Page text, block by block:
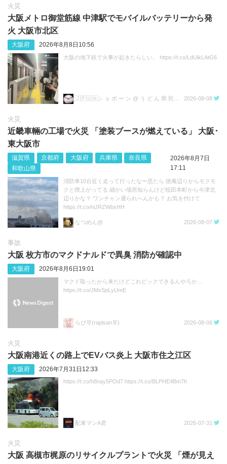
火災
大阪メトロ御堂筋線 中津駅でモバイルバッテリーから発
火 大阪市北区
大阪府 2026年8月8日10:56
大阪の地下鉄で火事が起きたらしい。 https://t.co/LdUikLAtG6
2026-08-08
火災
近畿車輛の工場で火災 「塗装ブースが燃えている」 大阪･
東大阪市
滋賀県 京都府 大阪府 兵庫県
奈良県
和歌山県
2026年8月7日
17:11
消防車10台近く走って行ったなー思たら 徳庵辺りからモクモ
クと煙上がってる 細かい場所知らんけど稲田本町から今津北
辺りかな？ ワンチャン通られへんかも？ お気を付けて
https://t.co/niJRZWbsHH
なつめん@ 2026-08-07
事故
大阪 枚方市のマクドナルドで異臭 消防が確認中
大阪府 2026年8月6日19:01
マクド取ったから来たけどこれピックできるんやろか…
https://t.co/JMxSpLyUmE
らぴ🐰(rapisan🐰) 2026-08-06
火災
大阪南港近くの路上でEVバス炎上 大阪市住之江区
大阪府 2026年7月31日12:33
https://t.co/h8nay5POd7 https://t.co/BLPHE4Bm7h
配車マンA君 2026-07-31
火災
大阪 高槻市梶原のリサイクルプラントで火災 「煙が見え